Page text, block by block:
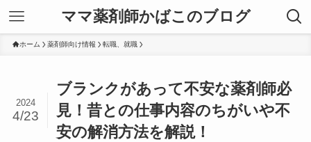
ママ薬剤師かばこのブログ
ホーム 薬剤師向け情報 転職、就職
ブランクがあって不安な薬剤師必
見！昔との仕事内容のちがいや不
安の解消方法を解説！
2024
4/23